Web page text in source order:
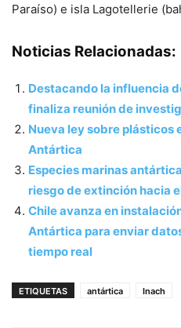
Paraíso) e isla Lagotellerie
Noticias Relacionadas:
Destacando la influencia
finaliza reunión de
Nueva ley sobre plásticos
Antártica
Especies marinas
riesgo de extinción hacia
Chile avanza en
Antártica para enviar
tiempo real
ETIQUETAS antártica Inach